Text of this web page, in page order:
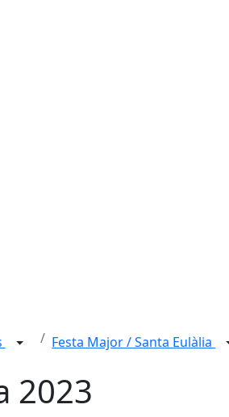
Festa Major / Santa Eulàlia
2023